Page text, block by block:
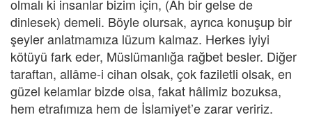
olmalı ki insanlar bizim için, (Ah bir gelse de
dinlesek) demeli. Böyle olursak, ayrıca konuşup bir
şeyler anlatmamıza lüzum kalmaz. Herkes iyiyi
kötüyü fark eder, Müslümanlığa rağbet besler. Diğer
taraftan, allâme-i cihan olsak, çok faziletli olsak, en
güzel kelamlar bizde olsa, fakat hâlimiz bozuksa,
hem etrafımıza hem de İslamiyet’e zarar veririz.